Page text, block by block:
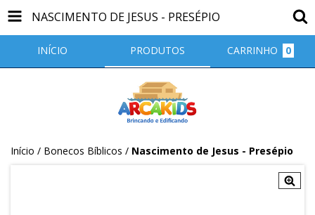
NASCIMENTO DE JESUS - PRESÉPIO
INÍCIO PRODUTOS CARRINHO 0
Início / Bonecos Bíblicos / Nascimento de Jesus - Presépio